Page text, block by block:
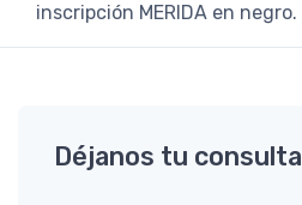
inscripción MERIDA en negro.
Déjanos tu consulta